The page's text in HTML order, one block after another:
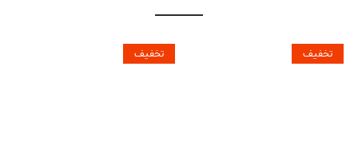
تخفیف تخفیف